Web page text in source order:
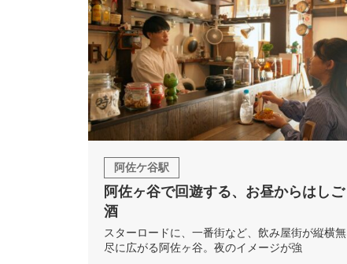
阿佐ケ谷駅
阿佐ヶ谷で回遊する、お昼からはしご
酒
スターロードに、一番街など、飲み屋街が縦横無
尽に広がる阿佐ヶ谷。夜のイメージが強